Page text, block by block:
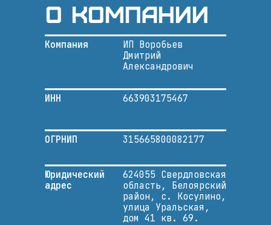
О компании
Юридический
адрес
624055 Свердловская
область, Белоярский
район, с. Косулино,
улица Уральская,
дом 41 кв. 69.
ОГРНИП 315665800082177
ИНН
Компания
663903175467
ИП Воробьев
Дмитрий
Александрович